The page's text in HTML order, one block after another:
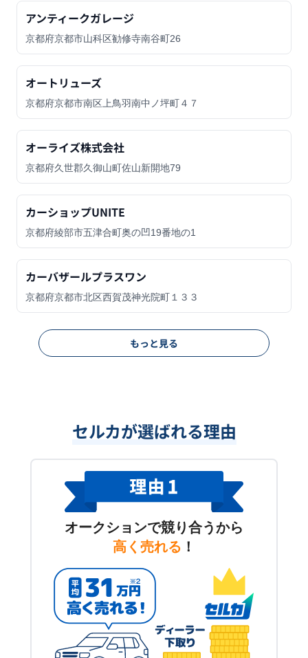
アンティークガレージ
京都府京都市山科区勧修寺南谷町26
オートリューズ
京都府京都市南区上鳥羽南中ノ坪町４７
オーライズ株式会社
京都府久世郡久御山町佐山新開地79
カーショップUNITE
京都府綾部市五津合町奥の凹19番地の1
カーバザールプラスワン
京都府京都市北区西賀茂神光院町１３３
もっと見る
セルカが選ばれる理由
オークションで競り合うから
高く売れる ！